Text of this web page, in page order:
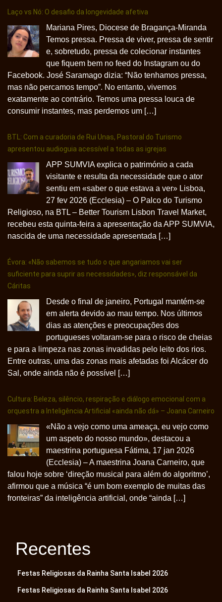
Laço vs Nó: O desafio da longevidade afetiva
Mariana Pires, Diocese de Bragança-Miranda
Temos pressa. Pressa de viver, pressa de sentir
e, sobretudo, pressa de colecionar instantes
que fiquem bem no feed do Instagram ou do
Facebook. José Saramago dizia: “Não tenhamos pressa,
mas não percamos tempo”. No entanto, vivemos
exatamente ao contrário. Temos uma pressa louca de
consumir instantes, mas perdemos um […]
BTL: Com a curadoria de Rui Unas, Pastoral do Turismo
apresentou audioguia acessível a todas as igrejas
APP SUMVIA explica o património a cada
visitante e resulta da necessidade que o ator
sentiu em «saber o que estava a ver» Lisboa,
27 fev 2026 (Ecclesia) – O Palco do Turismo
Religioso, na BTL – Better Tourism Lisbon Travel Market,
recebeu esta quinta-feira a apresentação da APP SUMVIA,
nascida de uma necessidade apresentada […]
Évora: «Não sabemos se tudo o que angariamos vai ser
suficiente para suprir as necessidades», diz responsável da
Cáritas
Desde o final de janeiro, Portugal mantém-se
em alerta devido ao mau tempo. Nos últimos
dias as atenções e preocupações dos
portugueses voltaram-se para o risco de cheias
e para a limpeza nas zonas invadidas pelo leito dos rios.
Entre outras, uma das zonas mais afetadas foi Alcácer do
Sal, onde ainda não é possível […]
Cultura: Beleza, silêncio, respiração e diálogo emocional com a
orquestra a Inteligência Artificial «ainda não dá» – Joana Carneiro
«Não a vejo como uma ameaça, eu vejo como
um aspeto do nosso mundo», destacou a
maestrina portuguesa Fátima, 17 jan 2026
(Ecclesia) – A maestrina Joana Carneiro, que
falou hoje sobre ‘direção musical para além do algoritmo’,
afirmou que a música “é um bom exemplo de muitas das
fronteiras” da inteligência artificial, onde “ainda […]
Recentes
Festas Religiosas da Rainha Santa Isabel 2026
Festas Religiosas da Rainha Santa Isabel 2026